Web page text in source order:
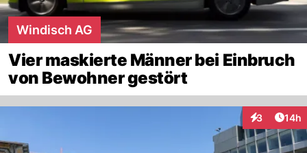
Windisch AG
Vier maskierte Männer bei Einbruch
von Bewohner gestört
3
Interaktionen
14h